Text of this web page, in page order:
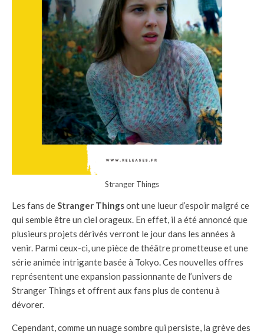
Stranger Things
Les fans deStranger Thingsont une lueur d’espoir malgré ce
qui semble être un ciel orageux. En effet, il a été annoncé que
plusieurs projets dérivés verront le jour dans les années à
venir. Parmi ceux-ci, une pièce de théâtre prometteuse et une
série animée intrigante basée à Tokyo. Ces nouvelles offres
représentent une expansion passionnante de l’univers de
Stranger Things et offrent aux fans plus de contenu à
dévorer.
Cependant, comme un nuage sombre qui persiste, la grève des